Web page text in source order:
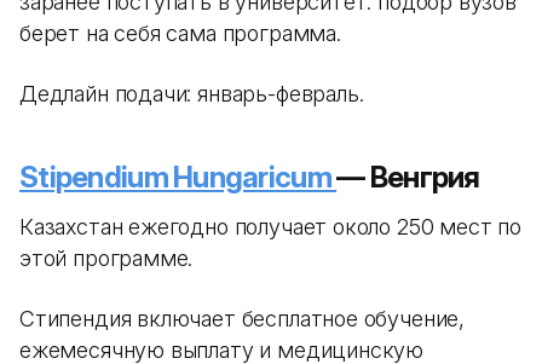
берет на себя сама программа.
Дедлайн подачи: январь-февраль.
Stipendium Hungaricum— Венгрия
Казахстан ежегодно получает около 250 мест по
этой программе.
Стипендия включает бесплатное обучение,
ежемесячную выплату и медицинскую